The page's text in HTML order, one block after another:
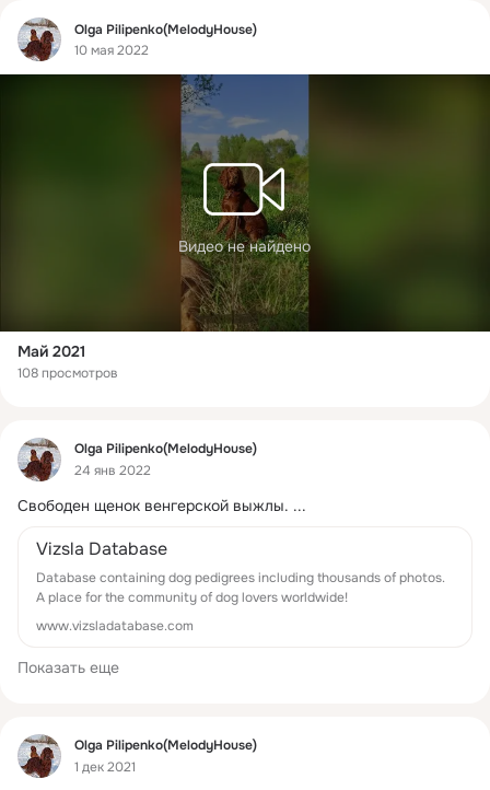
Фид
Olga Pilipenko(MelodyHouse)
10 мая 2022
Видео не найдено
Май 2021
108 просмотров
Фид
Olga Pilipenko(MelodyHouse)
24 янв 2022
Свободен щенок венгерской выжлы. ...
Vizsla Database
Database containing dog pedigrees including thousands of photos.
A place for the community of dog lovers worldwide!
www.vizsladatabase.com
Показать еще
Фид
Olga Pilipenko(MelodyHouse)
1 дек 2021